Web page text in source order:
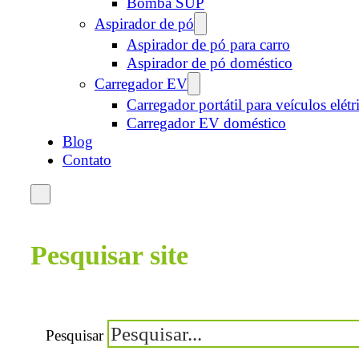
Aspirador de pó
Aspirador de pó para carro
Aspirador de pó doméstico
Carregador EV
Carregador portátil para veículos
Carregador EV doméstico
Blog
Contato
Pesquisar site
Pesquisar